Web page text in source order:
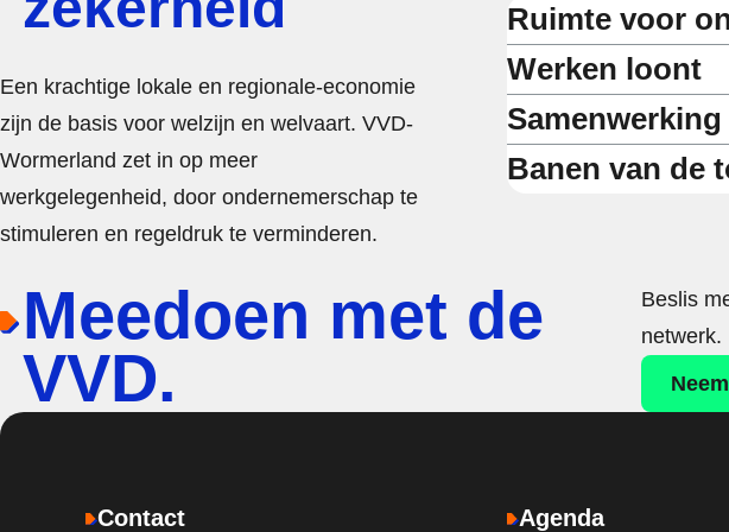
Een krachtige lokale en regionale-economie
zijn de basis voor welzijn en welvaart. VVD-
Wormerland zet in op meer
werkgelegenheid, door ondernemerschap te
stimuleren en regeldruk te verminderen.
Ruimte voor
Werken loont
Banen van de
Meedoen met de
VVD.
Beslis
netwerk.
Contact Agenda